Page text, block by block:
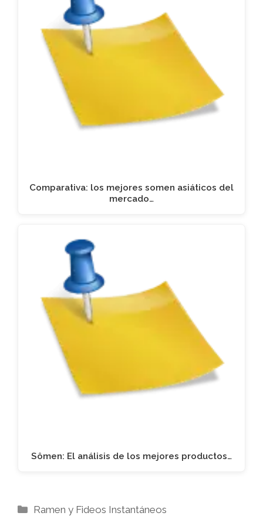
Comparativa: los mejores somen asiáticos del
mercado…
Sômen: El análisis de los mejores productos…
Categorías
Ramen y Fideos Instantáneos